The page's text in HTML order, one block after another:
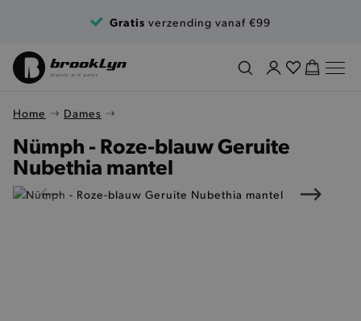
Gratis verzending vanaf €99
Home Dames
Nümph - Roze-blauw Geruite
Nubethia mantel